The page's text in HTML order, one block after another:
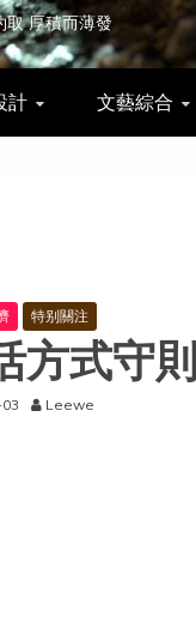
取 厚積而薄發
計 文藝綜合
特别關注
方式守
Leewe